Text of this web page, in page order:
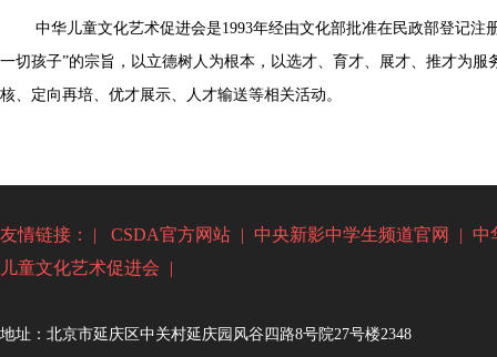
中华儿童文化艺术促进会是1993年经由文化部批准在民政部登记
一切孩子”的宗旨，以立德树人为根本，以选才、育才、展才、推才为
核、定向再培、优才展示、人才输送等相关活动。
友情链接： | CSDA官方网站 | 中央新影中学生频道官网 | 中
儿童文化艺术促进会
|
地址：北京市延庆区中关村延庆园风谷四路8号院27号楼2348